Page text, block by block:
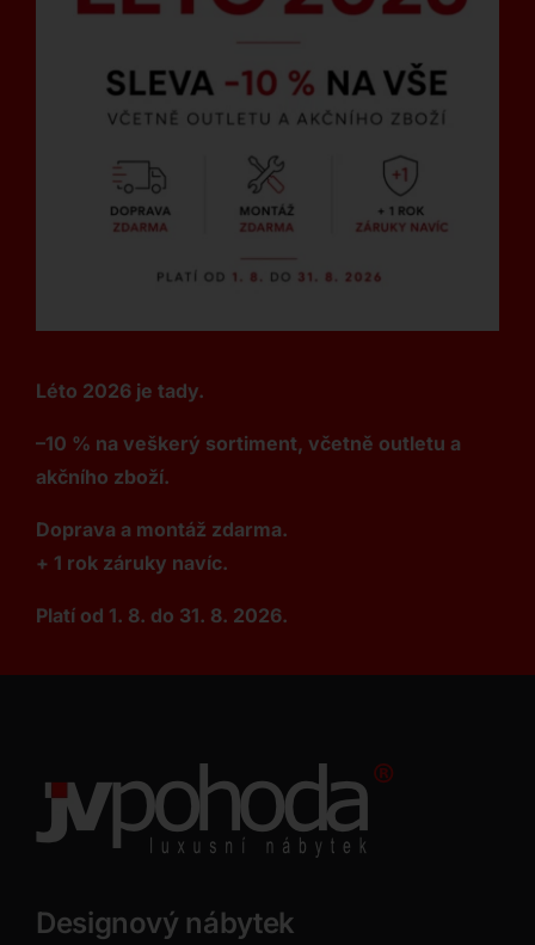
Léto 2026 je tady.
–10 % na veškerý sortiment, včetně outletu a
akčního zboží.
Doprava a montáž zdarma.
+ 1 rok záruky navíc.
Platí od 1. 8. do 31. 8. 2026.
Designový nábytek